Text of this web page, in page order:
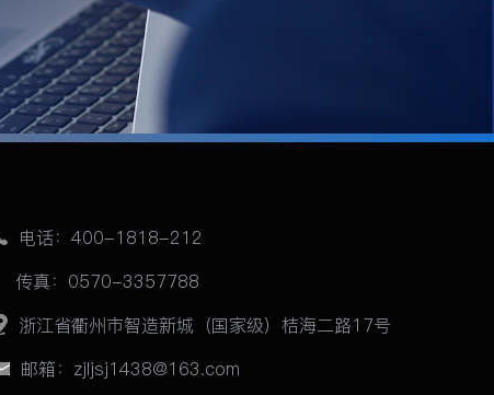
电话：400-1818-212
传真：0570-3357788
浙江省衢州市智造新城（国家级）桔海二路17号
邮箱：zjljsj1438@163.com